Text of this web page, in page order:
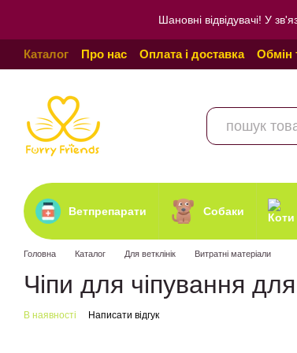
Шановні відвідувачі! У
Каталог Про нас Оплата і доставка Обмін
Угода користувача
Відгуки про магазин
Ветпрепарати Собаки
Головна Каталог Для ветклінік Витратні матеріали
Чіпи для чіпування
В наявності Написати відгук